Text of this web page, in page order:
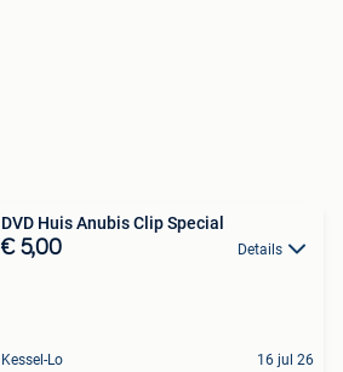
DVD Huis Anubis Clip Special
€ 5,00 Details
Kessel-Lo 16 jul 26